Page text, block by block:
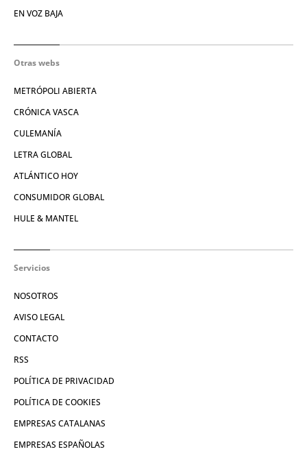
EN VOZ BAJA
Otras webs
METRÓPOLI ABIERTA
CRÓNICA VASCA
CULEMANÍA
LETRA GLOBAL
ATLÁNTICO HOY
CONSUMIDOR GLOBAL
HULE & MANTEL
Servicios
NOSOTROS
AVISO LEGAL
CONTACTO
RSS
POLÍTICA DE PRIVACIDAD
POLÍTICA DE COOKIES
EMPRESAS CATALANAS
EMPRESAS ESPAÑOLAS